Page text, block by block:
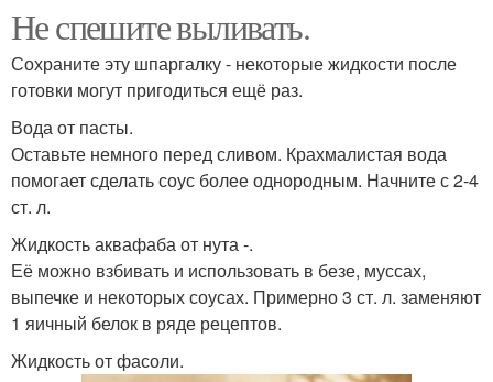
Не спешите выливать.
Сохраните эту шпаргалку - некоторые жидкости после
готовки могут пригодиться ещё раз.
Вода от пасты.
Оставьте немного перед сливом. Крахмалистая вода
помогает сделать соус более однородным. Начните с 2-4
ст. л.
Жидкость аквафаба от нута -.
Её можно взбивать и использовать в безе, муссах,
выпечке и некоторых соусах. Примерно 3 ст. л. заменяют
1 яичный белок в ряде рецептов.
Жидкость от фасоли.